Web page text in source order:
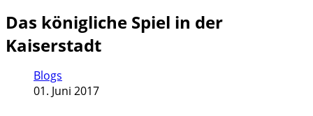
Das königliche Spiel in der
Kaiserstadt
Blogs
01. Juni 2017